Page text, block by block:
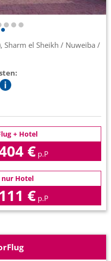
Sharm el Sheikh / Nuweiba /
+ Hotel
€ p.P
nur Hotel
111 € p.P